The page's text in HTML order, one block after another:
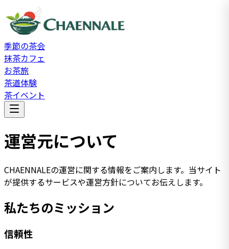
季節の茶会
抹茶カフェ
お茶旅
茶道体験
茶イベント
運営元について
CHAENNALEの運営に関する情報をご案内します。当サイト
が提供するサービスや運営方針についてお伝えします。
私たちのミッション
信頼性